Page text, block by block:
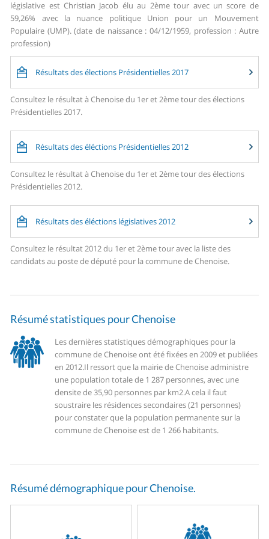
législative est Christian Jacob élu au 2ème tour avec un score de
59,26% avec la nuance politique Union pour un Mouvement
Populaire (UMP). (date de naissance : 04/12/1959, profession : Autre
profession)
Résultats des élections Présidentielles 2017
Consultez le résultat à Chenoise du 1er et 2ème tour des élections
Présidentielles 2017.
Résultats des éléctions Présidentielles 2012
Consultez le résultat à Chenoise du 1er et 2ème tour des élections
Présidentielles 2012.
Résultats des éléctions législatives 2012
Consultez le résultat 2012 du 1er et 2ème tour avec la liste des
candidats au poste de député pour la commune de Chenoise.
Résumé statistiques pour Chenoise
Les dernières statistiques démographiques pour la
commune de Chenoise ont été fixées en 2009 et publiées
en 2012.Il ressort que la mairie de Chenoise administre
une population totale de 1 287 personnes, avec une
densite de 35,90 personnes par km2.A cela il faut
soustraire les résidences secondaires (21 personnes)
pour constater que la population permanente sur la
commune de Chenoise est de 1 266 habitants.
Résumé démographique pour Chenoise.